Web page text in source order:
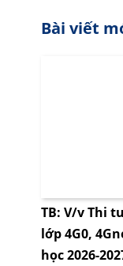
Bài viết
TB: V/v Thi
lớp 4G0,
học 2026-